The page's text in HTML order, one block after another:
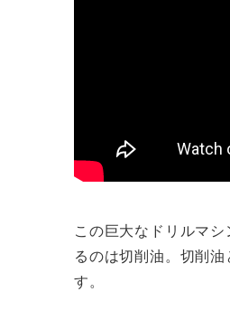
この巨大なドリルマ
るのは切削油。切削
す。